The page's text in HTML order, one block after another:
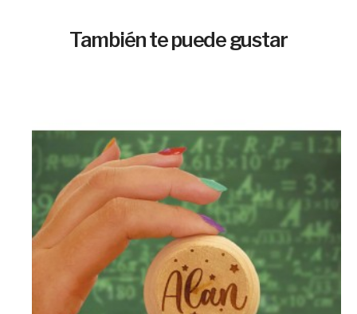
También te puede gustar